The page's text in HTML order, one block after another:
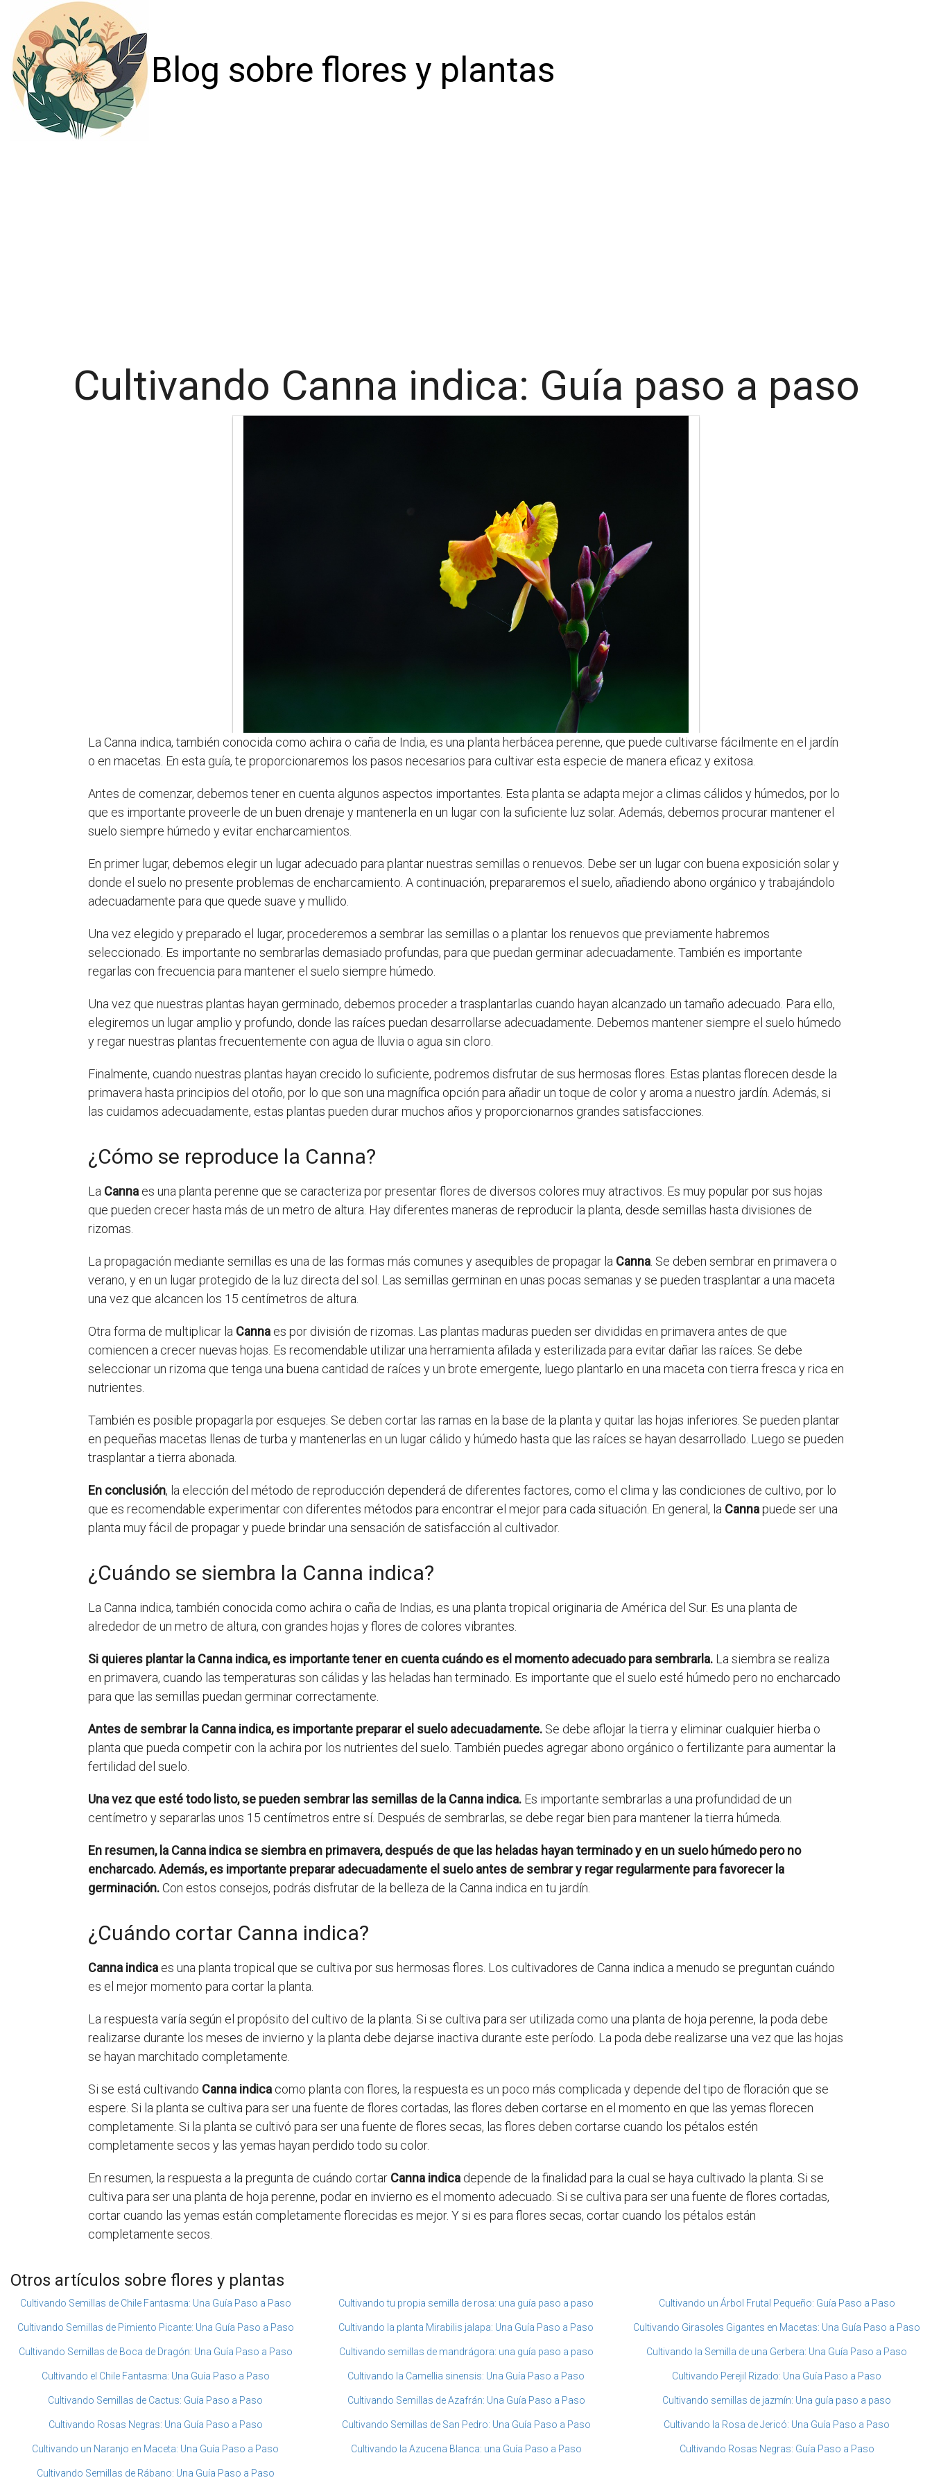
Blog sobre flores y plantas
Cultivando Canna indica: Guía paso a paso
La Canna indica, también conocida como achira o caña de India, es una planta herbácea perenne, que puede cultivarse fácilmente en el jardín
o en macetas. En esta guía, te proporcionaremos los pasos necesarios para cultivar esta especie de manera eficaz y exitosa.
Antes de comenzar, debemos tener en cuenta algunos aspectos importantes. Esta planta se adapta mejor a climas cálidos y húmedos, por lo
que es importante proveerle de un buen drenaje y mantenerla en un lugar con la suficiente luz solar. Además, debemos procurar mantener el
suelo siempre húmedo y evitar encharcamientos.
En primer lugar, debemos elegir un lugar adecuado para plantar nuestras semillas o renuevos. Debe ser un lugar con buena exposición solar y
donde el suelo no presente problemas de encharcamiento. A continuación, prepararemos el suelo, añadiendo abono orgánico y trabajándolo
adecuadamente para que quede suave y mullido.
Una vez elegido y preparado el lugar, procederemos a sembrar las semillas o a plantar los renuevos que previamente habremos
seleccionado. Es importante no sembrarlas demasiado profundas, para que puedan germinar adecuadamente. También es importante
regarlas con frecuencia para mantener el suelo siempre húmedo.
Una vez que nuestras plantas hayan germinado, debemos proceder a trasplantarlas cuando hayan alcanzado un tamaño adecuado. Para ello,
elegiremos un lugar amplio y profundo, donde las raíces puedan desarrollarse adecuadamente. Debemos mantener siempre el suelo húmedo
y regar nuestras plantas frecuentemente con agua de lluvia o agua sin cloro.
Finalmente, cuando nuestras plantas hayan crecido lo suficiente, podremos disfrutar de sus hermosas flores. Estas plantas florecen desde la
primavera hasta principios del otoño, por lo que son una magnífica opción para añadir un toque de color y aroma a nuestro jardín. Además, si
las cuidamos adecuadamente, estas plantas pueden durar muchos años y proporcionarnos grandes satisfacciones.
¿Cómo se reproduce la Canna?
La Canna es una planta perenne que se caracteriza por presentar flores de diversos colores muy atractivos. Es muy popular por sus hojas
que pueden crecer hasta más de un metro de altura. Hay diferentes maneras de reproducir la planta, desde semillas hasta divisiones de
rizomas.
La propagación mediante semillas es una de las formas más comunes y asequibles de propagar la Canna. Se deben sembrar en primavera o
verano, y en un lugar protegido de la luz directa del sol. Las semillas germinan en unas pocas semanas y se pueden trasplantar a una maceta
una vez que alcancen los 15 centímetros de altura.
Otra forma de multiplicar la Canna es por división de rizomas. Las plantas maduras pueden ser divididas en primavera antes de que
comiencen a crecer nuevas hojas. Es recomendable utilizar una herramienta afilada y esterilizada para evitar dañar las raíces. Se debe
seleccionar un rizoma que tenga una buena cantidad de raíces y un brote emergente, luego plantarlo en una maceta con tierra fresca y rica en
nutrientes.
También es posible propagarla por esquejes. Se deben cortar las ramas en la base de la planta y quitar las hojas inferiores. Se pueden plantar
en pequeñas macetas llenas de turba y mantenerlas en un lugar cálido y húmedo hasta que las raíces se hayan desarrollado. Luego se pueden
trasplantar a tierra abonada.
En conclusión, la elección del método de reproducción dependerá de diferentes factores, como el clima y las condiciones de cultivo, por lo
que es recomendable experimentar con diferentes métodos para encontrar el mejor para cada situación. En general, la Cannapuede ser una
planta muy fácil de propagar y puede brindar una sensación de satisfacción al cultivador.
¿Cuándo se siembra la Canna indica?
La Canna indica, también conocida como achira o caña de Indias, es una planta tropical originaria de América del Sur. Es una planta de
alrededor de un metro de altura, con grandes hojas y flores de colores vibrantes.
Si quieres plantar la Canna indica, es importante tener en cuenta cuándo es el momento adecuado para sembrarla. La siembra se realiza
en primavera, cuando las temperaturas son cálidas y las heladas han terminado. Es importante que el suelo esté húmedo pero no encharcado
para que las semillas puedan germinar correctamente.
Antes de sembrar la Canna indica, es importante preparar el suelo adecuadamente. Se debe aflojar la tierra y eliminar cualquier hierba o
planta que pueda competir con la achira por los nutrientes del suelo. También puedes agregar abono orgánico o fertilizante para aumentar la
fertilidad del suelo.
Una vez que esté todo listo, se pueden sembrar las semillas de la Canna indica. Es importante sembrarlas a una profundidad de un
centímetro y separarlas unos 15 centímetros entre sí. Después de sembrarlas, se debe regar bien para mantener la tierra húmeda.
En resumen, la Canna indica se siembra en primavera, después de que las heladas hayan terminado y en un suelo húmedo pero no
encharcado. Además, es importante preparar adecuadamente el suelo antes de sembrar y regar regularmente para favorecer la
germinación.Con estos consejos, podrás disfrutar de la belleza de la Canna indica en tu jardín.
¿Cuándo cortar Canna indica?
Canna indica es una planta tropical que se cultiva por sus hermosas flores. Los cultivadores de Canna indica a menudo se preguntan cuándo
es el mejor momento para cortar la planta.
La respuesta varía según el propósito del cultivo de la planta. Si se cultiva para ser utilizada como una planta de hoja perenne, la poda debe
realizarse durante los meses de invierno y la planta debe dejarse inactiva durante este período. La poda debe realizarse una vez que las hojas
se hayan marchitado completamente.
Si se está cultivando Canna indica como planta con flores, la respuesta es un poco más complicada y depende del tipo de floración que se
espere. Si la planta se cultiva para ser una fuente de flores cortadas, las flores deben cortarse en el momento en que las yemas florecen
completamente. Si la planta se cultivó para ser una fuente de flores secas, las flores deben cortarse cuando los pétalos estén
completamente secos y las yemas hayan perdido todo su color.
En resumen, la respuesta a la pregunta de cuándo cortar Canna indica depende de la finalidad para la cual se haya cultivado la planta. Si se
cultiva para ser una planta de hoja perenne, podar en invierno es el momento adecuado. Si se cultiva para ser una fuente de flores cortadas,
cortar cuando las yemas están completamente florecidas es mejor. Y si es para flores secas, cortar cuando los pétalos están
completamente secos.
Otros artículos sobre flores y plantas
Cultivando Semillas de Chile Fantasma: Una Guía Paso a Paso Cultivando tu propia semilla de rosa: una guía paso a paso Cultivando un Árbol Frutal Pequeño: Guía Paso a Paso
Cultivando Semillas de Pimiento Picante: Una Guía Paso a Paso Cultivando la planta Mirabilis jalapa: Una Guía Paso a Paso Cultivando Girasoles Gigantes en Macetas: Una Guía Paso a Paso
Cultivando Semillas de Boca de Dragón: Una Guía Paso a Paso Cultivando semillas de mandrágora: una guía paso a paso Cultivando la Semilla de una Gerbera: Una Guía Paso a Paso
Cultivando el Chile Fantasma: Una Guía Paso a Paso Cultivando la Camellia sinensis: Una Guía Paso a Paso Cultivando Perejil Rizado: Una Guía Paso a Paso
Cultivando Semillas de Cactus: Guía Paso a Paso Cultivando Semillas de Azafrán: Una Guía Paso a Paso Cultivando semillas de jazmín: Una guía paso a paso
Cultivando Rosas Negras: Una Guía Paso a Paso Cultivando Semillas de San Pedro: Una Guía Paso a Paso Cultivando la Rosa de Jericó: Una Guía Paso a Paso
Cultivando un Naranjo en Maceta: Una Guía Paso a Paso Cultivando la Azucena Blanca: una Guía Paso a Paso Cultivando Rosas Negras: Guía Paso a Paso
Cultivando Semillas de Rábano: Una Guía Paso a Paso